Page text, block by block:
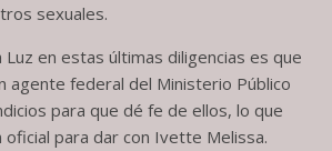
sexuales.
Luz en estas últimas diligencias es que
agente federal del Ministerio Público
para que dé fe de ellos, lo que
oficial para dar con Ivette Melissa.